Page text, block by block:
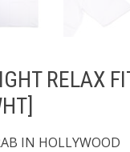
RELAX
IN HOLLYWOOD